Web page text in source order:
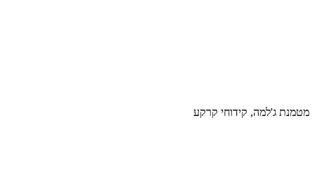
מטמנת ג'למה, קידוחי קרקע